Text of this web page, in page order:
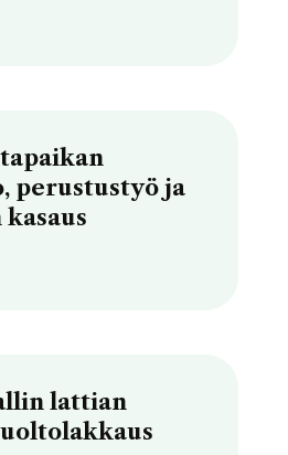
perustustyö ja
lattian